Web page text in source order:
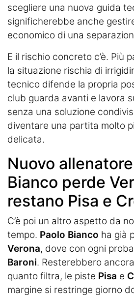
scegliere una nuova guida
significherebbe anche
economico di una
E il rischio concreto c’è. Più
la situazione rischia di
tecnico difende la propria
club guarda avanti e lavora
senza una soluzione
diventare una partita molto
delicata.
Nuovo
Bianco perde
restano Pisa e
C’è poi un altro aspetto da
tempo. Paolo Bianco ha già
Verona, dove con ogni
Baroni. Resterebbero
quanto filtra, le piste Pisa e
margine si restringe giorno